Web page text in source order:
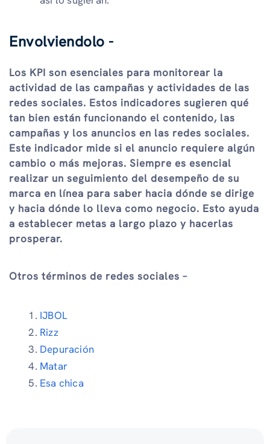
Envolviendolo -
Los KPI son esenciales para monitorear la
actividad de las campañas y actividades de las
redes sociales. Estos indicadores sugieren qué
tan bien están funcionando el contenido, las
campañas y los anuncios en las redes sociales.
Este indicador mide si el anuncio requiere algún
cambio o más mejoras. Siempre es esencial
realizar un seguimiento del desempeño de su
marca en línea para saber hacia dónde se dirige
y hacia dónde lo lleva como negocio. Esto ayuda
a establecer metas a largo plazo y hacerlas
prosperar.
Otros términos de redes sociales –
IJBOL
Rizz
Depuración
Matar
Esa chica